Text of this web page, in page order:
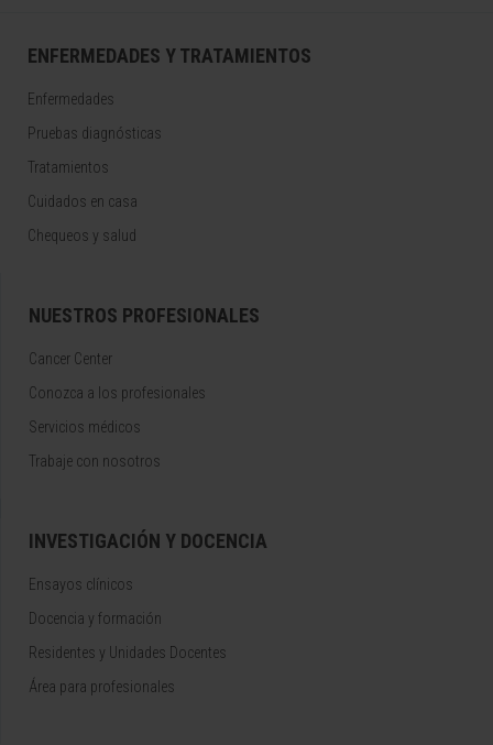
ENFERMEDADES Y TRATAMIENTOS
Enfermedades
Pruebas diagnósticas
Tratamientos
Cuidados en casa
Chequeos y salud
NUESTROS PROFESIONALES
Cancer Center
Conozca a los profesionales
Servicios médicos
Trabaje con nosotros
INVESTIGACIÓN Y DOCENCIA
Ensayos clínicos
Docencia y formación
Residentes y Unidades Docentes
Área para profesionales